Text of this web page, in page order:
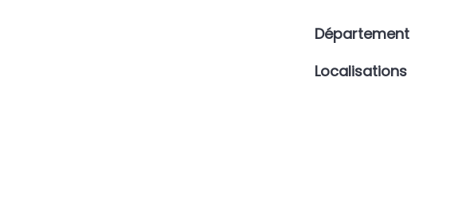
Département
Localisations